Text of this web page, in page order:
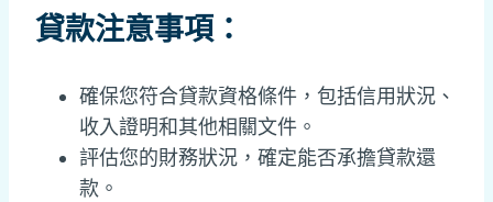
貸款注意事項：
確保您符合貸款資格條件，包括信用狀況、
收入證明和其他相關文件。
評估您的財務狀況，確定能否承擔貸款還
款。